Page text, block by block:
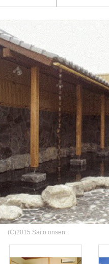
(C)2015 Saito onsen.